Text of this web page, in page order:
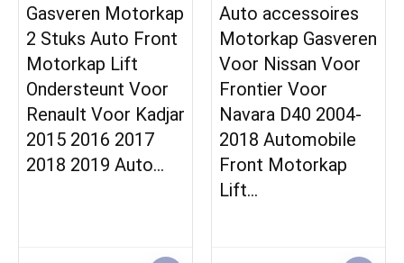
Motorkap
Auto Front
Lift
Voor
Voor Kadjar
2016 2017
2019 Auto…
Auto accessoires
Motorkap Gasveren
Voor Nissan Voor
Frontier Voor
Navara D40 2004-
2018 Automobile
Front Motorkap